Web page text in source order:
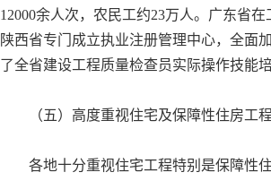
12000余人次，农民工约23万人。广东省
陕西省专门成立执业注册管理中心，全面
了全省建设工程质量检查员实际操作技能
（五）高度重视住宅及保障性住房工
各地十分重视住宅工程特别是保障性住